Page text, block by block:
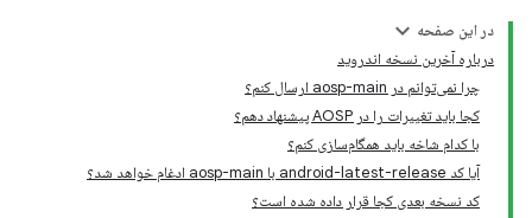
در این صفحه
درباره آخرین نسخه اندروید
چرا نمی‌توانم در aosp-main ارسال کنم؟
کجا باید تغییرات را در AOSP پیشنهاد دهم؟
با کدام شاخه باید همگام‌سازی کنم؟
آیا کد android-latest-release با aosp-main ادغام خواهد شد؟
کد نسخه بعدی کجا قرار داده شده است؟